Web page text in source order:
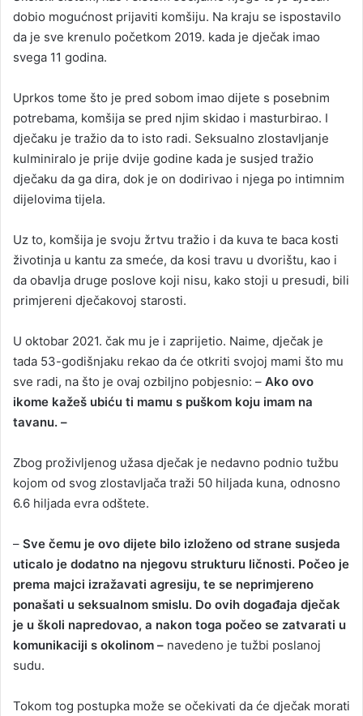
dobio mogućnost prijaviti komšiju. Na kraju se ispostavilo
da je sve krenulo početkom 2019. kada je dječak imao
svega 11 godina.
Uprkos tome što je pred sobom imao dijete s posebnim
potrebama, komšija se pred njim skidao i masturbirao. I
dječaku je tražio da to isto radi. Seksualno zlostavljanje
kulminiralo je prije dvije godine kada je susjed tražio
dječaku da ga dira, dok je on dodirivao i njega po intimnim
dijelovima tijela.
Uz to, komšija je svoju žrtvu tražio i da kuva te baca kosti
životinja u kantu za smeće, da kosi travu u dvorištu, kao i
da obavlja druge poslove koji nisu, kako stoji u presudi, bili
primjereni dječakovoj starosti.
U oktobar 2021. čak mu je i zaprijetio. Naime, dječak je
tada 53-godišnjaku rekao da će otkriti svojoj mami što mu
sve radi, na što je ovaj ozbiljno pobjesnio: – Ako ovo
ikome kažeš ubiću ti mamu s puškom koju imam na
tavanu. –
Zbog proživljenog užasa dječak je nedavno podnio tužbu
kojom od svog zlostavljača traži 50 hiljada kuna, odnosno
6.6 hiljada evra odštete.
– Sve čemu je ovo dijete bilo izloženo od strane susjeda
uticalo je dodatno na njegovu strukturu ličnosti. Počeo je
prema majci izražavati agresiju, te se neprimjereno
ponašati u seksualnom smislu. Do ovih događaja dječak
je u školi napredovao, a nakon toga počeo se zatvarati u
komunikaciji s okolinom – navedeno je tužbi poslanoj
sudu.
Tokom tog postupka može se očekivati da će dječak morati